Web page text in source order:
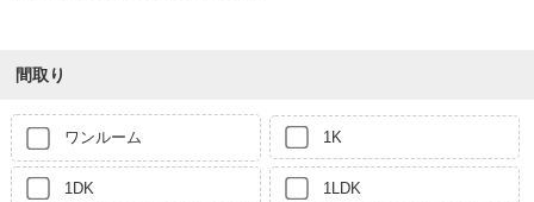
間取り
ワンルーム 1K
1DK 1LDK